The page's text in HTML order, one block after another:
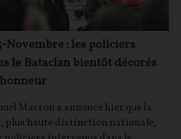
Novembre : les policiers
le Bataclan bientôt décorés
Macron a annoncé hier que la
plus haute distinction nationale,